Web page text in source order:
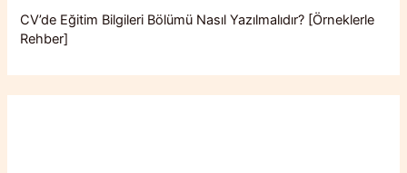
CV’de Eğitim Bilgileri Bölümü Nasıl Yazılmalıdır? [Örneklerle
Rehber]